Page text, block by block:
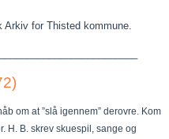
for Thisted kommune.
om at ”slå igennem” derovre. Kom
H. B. skrev skuespil, sange og